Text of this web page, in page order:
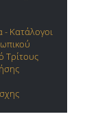
- Κατάλογοι
Τρίτους